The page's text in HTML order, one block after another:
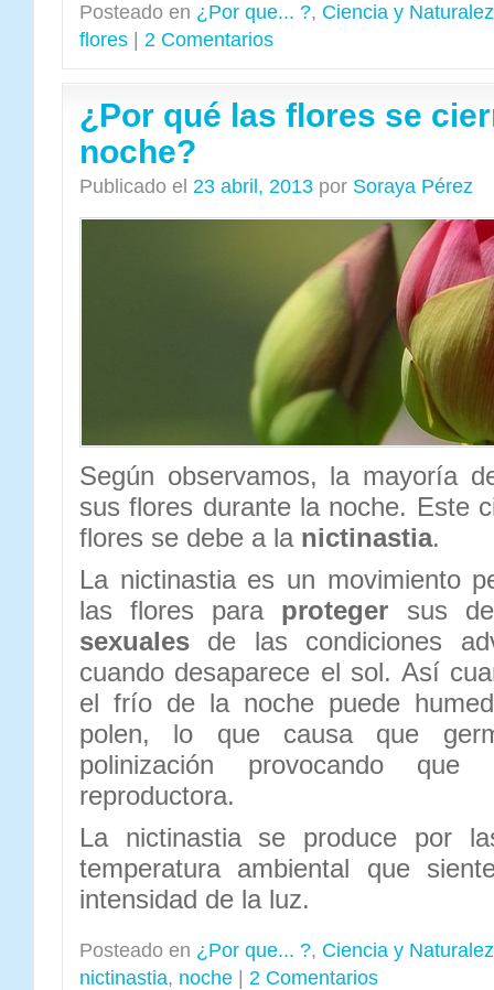
Posteado en ¿Por que... ?, Ciencia y
flores
2 Comentarios
¿Por qué las flores se
noche?
Publicado el 23 abril, 2013 por Soraya Pérez
Según observamos, la mayoría
sus flores durante la noche. Este
flores se debe a la nictinastia.
La nictinastia es un movimiento
las flores para proteger sus
sexuales de las condiciones
cuando desaparece el sol. Así
el frío de la noche puede
polen, lo que causa que
polinización provocando
reproductora.
La nictinastia se produce por
temperatura ambiental que
intensidad de la luz.
Posteado en ¿Por que... ?, Ciencia y
nictinastia, noche 2 Comentarios